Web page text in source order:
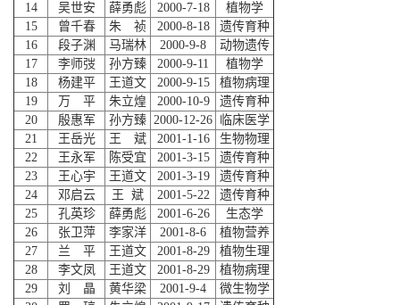
14
吴世安 薛勇彪 2000-7-18
植物学
15
曾千春 朱 祯 2000-8-18
遗传育种
16
段子渊 马瑞林 2000-9-8
动物遗传
17
李师弢 孙方臻 2000-9-11
植物学
18
杨建平 王道文 2000-9-15
植物病理
19
万 平 朱立煌 2000-10-9
遗传育种
20
殷惠军 孙方臻 2000-12-26
临床医学
21
王岳光 王 斌 2001-1-16
生物物理
22
王永军 陈受宜 2001-3-15
遗传育种
23
王心宇 王道文 2001-3-19
遗传育种
24
邓启云 王 斌 2001-5-22
遗传育种
25
孔英珍 薛勇彪 2001-6-26
生态学
26
张卫萍 李家洋 2001-8-6
植物营养
27
兰 平 王道文 2001-8-29
植物生理
28
李文凤 王道文 2001-8-29
植物病理
29
刘 晶 黄华梁 2001-9-4
微生物学